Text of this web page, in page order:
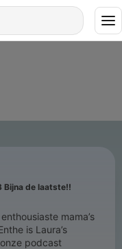
de laatste!!
mama’s
podcast